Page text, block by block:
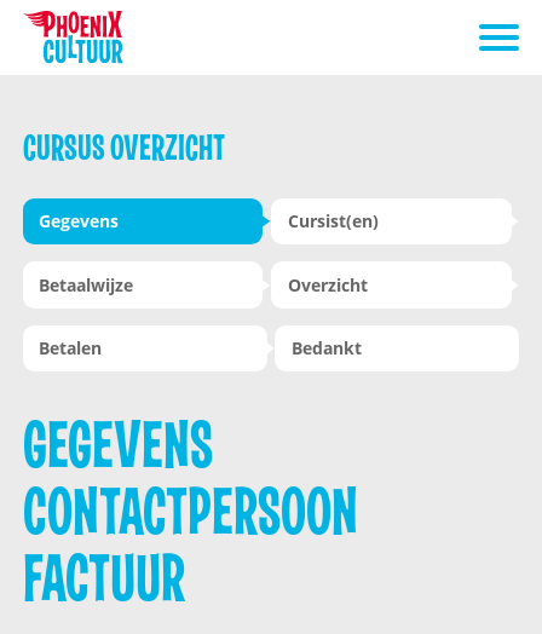
CURSUS OVERZICHT
Gegevens Cursist(en)
Betaalwijze Overzicht
Betalen Bedankt
GEGEVENS
CONTACTPERSOON
FACTUUR